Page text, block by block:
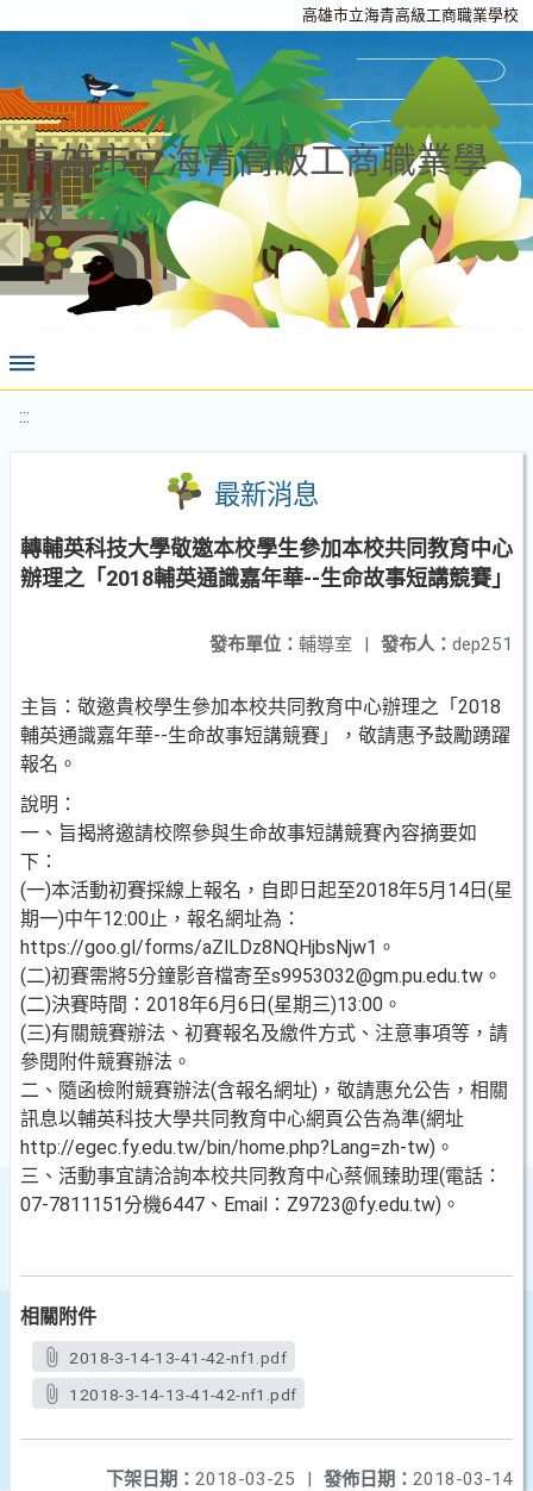
高雄市立海青高級工商職業學校
高雄市立海青高級工商職業學
校
:::
最新消息
轉輔英科技大學敬邀本校學生參加本校共同教育中心
辦理之「2018輔英通識嘉年華--生命故事短講競賽」
發布人： dep251
發布單位： 輔導室 |
主旨：敬邀貴校學生參加本校共同教育中心辦理之「2018
輔英通識嘉年華--生命故事短講競賽」，敬請惠予鼓勵踴躍
報名。
說明：
一、旨揭將邀請校際參與生命故事短講競賽內容摘要如
下：
(一)本活動初賽採線上報名，自即日起至2018年5月14日(星
期一)中午12:00止，報名網址為：
https://goo.gl/forms/aZlLDz8NQHjbsNjw1。
(二)初賽需將5分鐘影音檔寄至s9953032@gm.pu.edu.tw。
(二)決賽時間：2018年6月6日(星期三)13:00。
(三)有關競賽辦法、初賽報名及繳件方式、注意事項等，請
參閱附件競賽辦法。
二、隨函檢附競賽辦法(含報名網址)，敬請惠允公告，相關
訊息以輔英科技大學共同教育中心網頁公告為準(網址
http://egec.fy.edu.tw/bin/home.php?Lang=zh-tw)。
三、活動事宜請洽詢本校共同教育中心蔡佩臻助理(電話：
07-7811151分機6447、Email：Z9723@fy.edu.tw)。
相關附件
2018-3-14-13-41-42-nf1.pdf
12018-3-14-13-41-42-nf1.pdf
發佈日期： 2018-03-14
下架日期： 2018-03-25
|